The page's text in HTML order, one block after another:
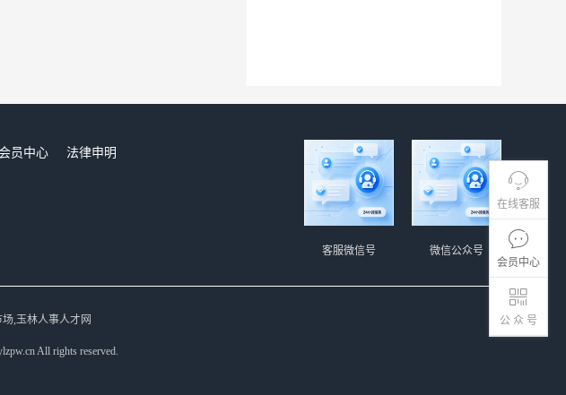
在线客服
会员中心
公 众 号
员中心
法律申明
微信公众号
客服微信号
,玉林人事人才网
All rights reserved.